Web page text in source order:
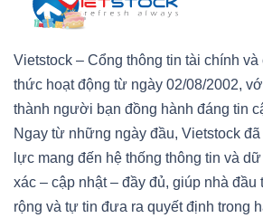
Vietstock – Cổng thông tin tài chính
thức hoạt động từ ngày 02/08/2002,
thành người bạn đồng hành đáng tin
Ngay từ những ngày đầu, Vietstock
lực mang đến hệ thống thông tin và
xác – cập nhật – đầy đủ, giúp nhà đầu
rộng và tự tin đưa ra quyết định trong